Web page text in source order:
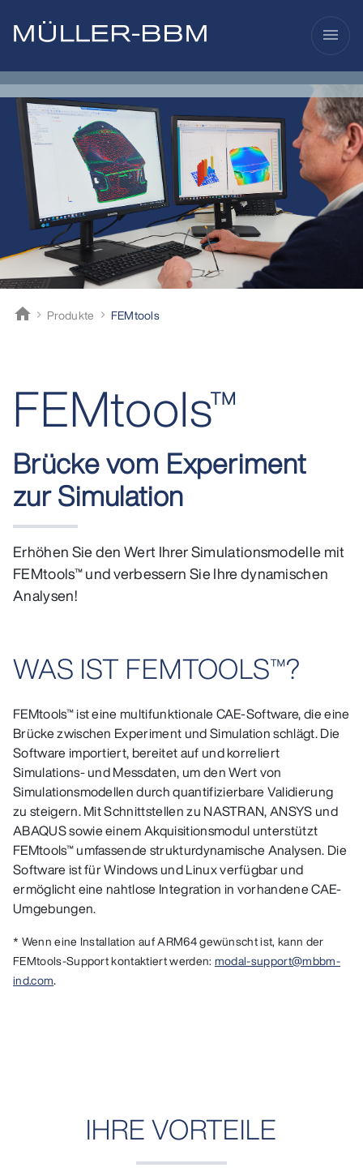
menu
home
Müller-BBM
Produkte FEMtools
FEMtools™
Brücke vom Experiment
zur Simulation
Erhöhen Sie den Wert Ihrer Simulationsmodelle mit
FEMtools™ und verbessern Sie Ihre dynamischen
Analysen!
WAS IST FEMTOOLS™?
FEMtools™ ist eine multifunktionale CAE-Software, die eine
Brücke zwischen Experiment und Simulation schlägt. Die
Software importiert, bereitet auf und korreliert
Simulations- und Messdaten, um den Wert von
Simulationsmodellen durch quantifizierbare Validierung
zu steigern. Mit Schnittstellen zu NASTRAN, ANSYS und
ABAQUS sowie einem Akquisitionsmodul unterstützt
FEMtools™ umfassende strukturdynamische Analysen. Die
Software ist für Windows und Linux verfügbar und
ermöglicht eine nahtlose Integration in vorhandene CAE-
Umgebungen.
* Wenn eine Installation auf ARM64 gewünscht ist, kann der
FEMtools-Support kontaktiert werden: modal-support@mbbm-
ind.com.
IHRE VORTEILE